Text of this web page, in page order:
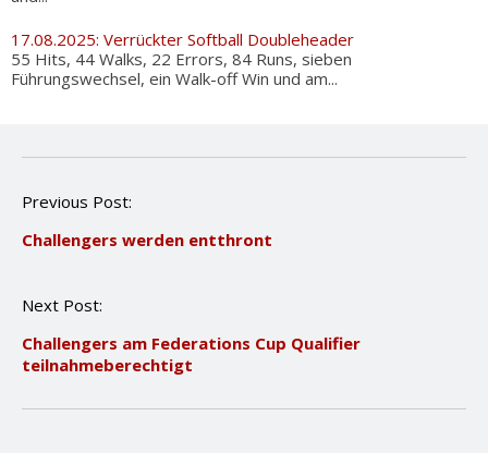
17.08.2025: Verrückter Softball Doubleheader
55 Hits, 44 Walks, 22 Errors, 84 Runs, sieben
Führungswechsel, ein Walk-off Win und am...
P
s
a
i
g
Previous Post:
Challengers werden entthront
Next Post:
Challengers am Federations Cup Qualifier
teilnahmeberechtigt